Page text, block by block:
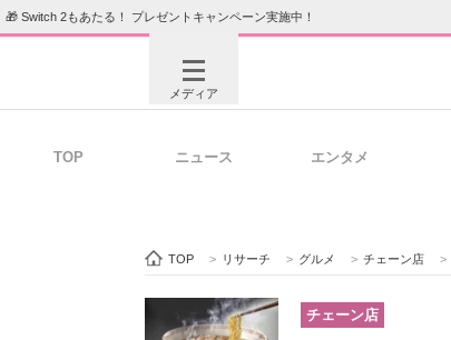
🎁 Switch 2もあたる！ プレゼントキャンペーン実施中！
メディア
ビジネスと働き方のヒント
TOP ニュース エンタメ
TOP > リサーチ > グルメ > チェーン店 >
チェーン店